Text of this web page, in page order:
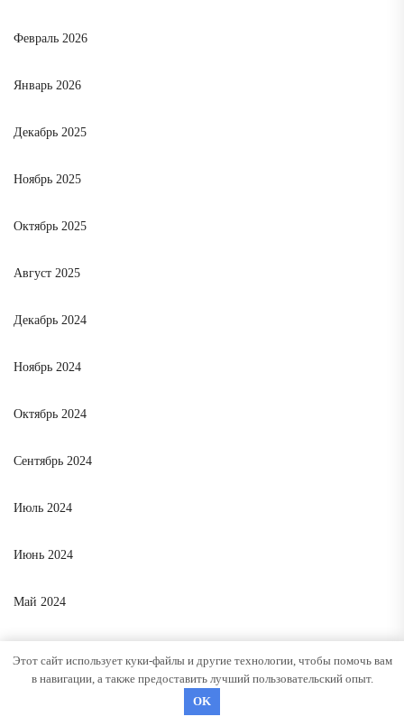
Февраль 2026
Январь 2026
Декабрь 2025
Ноябрь 2025
Октябрь 2025
Август 2025
Декабрь 2024
Ноябрь 2024
Октябрь 2024
Сентябрь 2024
Июль 2024
Июнь 2024
Май 2024
Этот сайт использует куки-файлы и другие технологии, чтобы помочь вам
в навигации, а также предоставить лучший пользовательский опыт.
OK